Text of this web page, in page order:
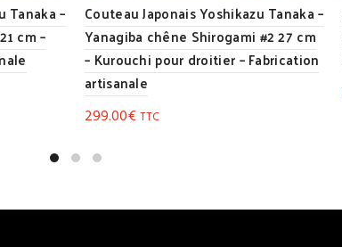
Tanaka –
cm –
Couteau Japonais Yoshikazu Tanaka –
Yanagiba chêne Shirogami #2 27 cm
– Kurouchi pour droitier – Fabrication
artisanale
299.00€TTC